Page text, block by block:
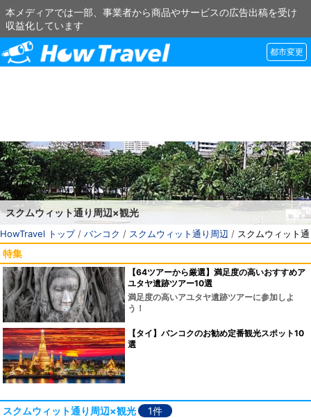
本メディアでは一部、事業者から商品やサービスの広告出稿を受け
収益化しています
都市変更
スクムウィット通り周辺×観光
HowTravel トップ/ バンコク / スクムウィット通り周辺 / スクムウィット
特集
【64ツアーから厳選】満足度の高いおすすめア
ユタヤ遺跡ツアー10選
満足度の高いアユタヤ遺跡ツアーに参加しよ
う！
【タイ】バンコクのお勧め定番観光スポット10
選
スクムウィット通り周辺×観光 1件